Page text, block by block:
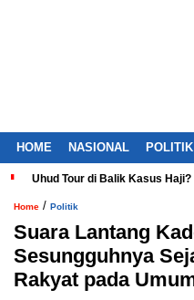
HOME NASIONAL POLITIK
Uhud Tour di Balik Kasus
Home / Politik
Suara Lantang
Sesungguhnya
Rakyat pada